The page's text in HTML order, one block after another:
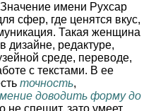
Значение имени Рухсар
сфер, где ценятся вкус,
Такая женщина
дизайне, редактуре,
среде, переводе,
с текстами. В ее
точность,
доводить форму до
не спешит, зато умеет